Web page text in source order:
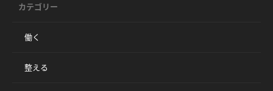
カテゴリー
働く
整える